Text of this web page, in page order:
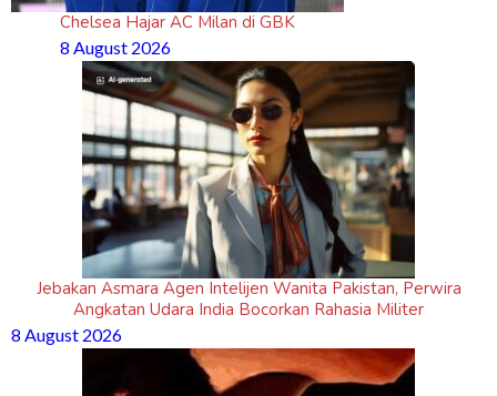
Chelsea Hajar AC Milan di GBK
8 August 2026
Jebakan Asmara Agen Intelijen Wanita Pakistan, Perwira
Angkatan Udara India Bocorkan Rahasia Militer
8 August 2026